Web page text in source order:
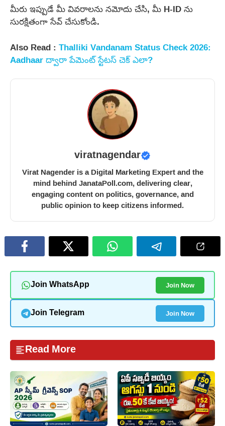
మీరు ఇప్పుడే మీ వివరాలను నమోదు చేసి, మీ H-ID ను
సురక్షితంగా సేవ్ చేసుకోండి.
Also Read : Thalliki Vandanam Status Check 2026:
Aadhaar ద్వారా పేమెంట్ స్టేటస్ చెక్ ఎలా?
viratnagendar
Virat Nagender is a Digital Marketing Expert and the
mind behind JanataPoll.com, delivering clear,
engaging content on politics, governance, and
public opinion to keep citizens informed.
Join WhatsApp Join Now
Join Telegram Join Now
Read More